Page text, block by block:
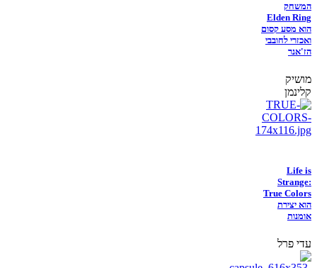
המשחק
Elden Ring
הוא מסע קסום
ואכזרי לחובבי
הז'אנר
מושיק
קלינמן
Life is
Strange:
True Colors
הוא יצירת
אומנות
עדי פרל